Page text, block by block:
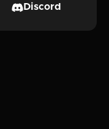
Discord